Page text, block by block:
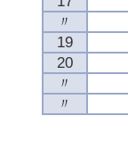
〃
19
20
〃
〃